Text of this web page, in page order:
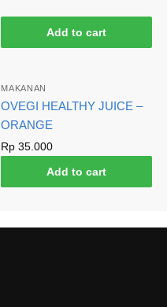
Add to cart
MAKANAN
OVEGI HEALTHY JUICE –
ORANGE
Rp 35.000
Add to cart